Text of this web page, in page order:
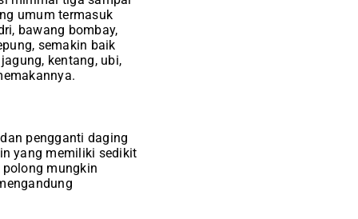
umum termasuk
bawang bombay,
semakin baik
kentang, ubi,
pengganti daging
yang memiliki sedikit
mungkin